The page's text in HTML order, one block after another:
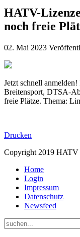
HATV-
noch freie
02. Mai 2023
Jetzt schnell
Breitensport, DTSA-
freie Plätze. Thema:
Drucken
Copyright 2019 HATV
Home
Login
Impressum
Datenschutz
Newsfeed